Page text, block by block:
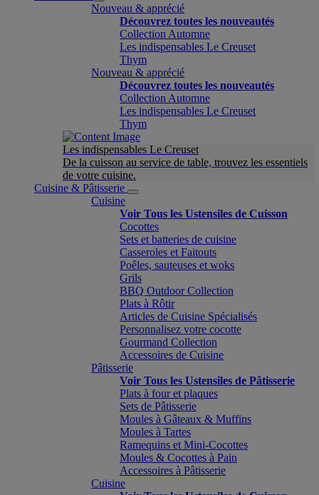
Nouveau & apprécié
Découvrez toutes les nouveautés
Collection Automne
Les indispensables Le Creuset
Thym
Nouveau & apprécié
Découvrez toutes les nouveautés
Collection Automne
Les indispensables Le Creuset
Thym
Les indispensables Le Creuset
De la cuisson au service de table, trouvez les essentiels
de votre cuisine.
Cuisine & Pâtisserie
Cuisine
Voir Tous les Ustensiles de Cuisson
Cocottes
Sets et batteries de cuisine
Casseroles et Faitouts
Poêles, sauteuses et woks
Grils
BBQ Outdoor Collection
Plats à Rôtir
Articles de Cuisine Spécialisés
Personnalisez votre cocotte
Gourmand Collection
Accessoires de Cuisine
Pâtisserie
Voir Tous les Ustensiles de Pâtisserie
Plats à four et plaques
Sets de Pâtisserie
Moules à Gâteaux & Muffins
Moules à Tartes
Ramequins et Mini-Cocottes
Moules & Cocottes à Pain
Accessoires à Pâtisserie
Cuisine